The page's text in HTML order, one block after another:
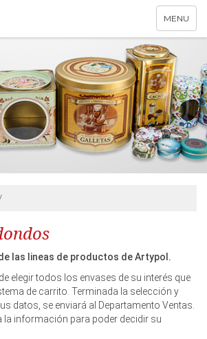
Toggle
navigation
MENU
las lineas de productos de Artypol.
elegir todos los envases de su interés que
de carrito. Terminada la selección y
datos, se enviará al Departamento Ventas.
la información para poder decidir su